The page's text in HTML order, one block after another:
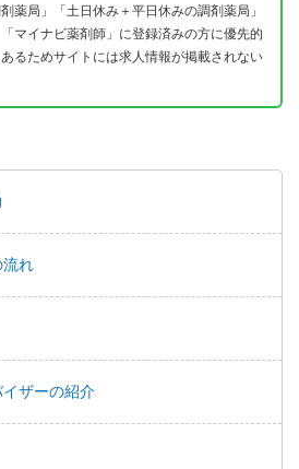
薬局」「土日休み＋平日休みの調剤薬局」
マイナビ薬剤師」に登録済みの方に優先的
るためサイトには求人情報が掲載されない
流れ
ザーの紹介